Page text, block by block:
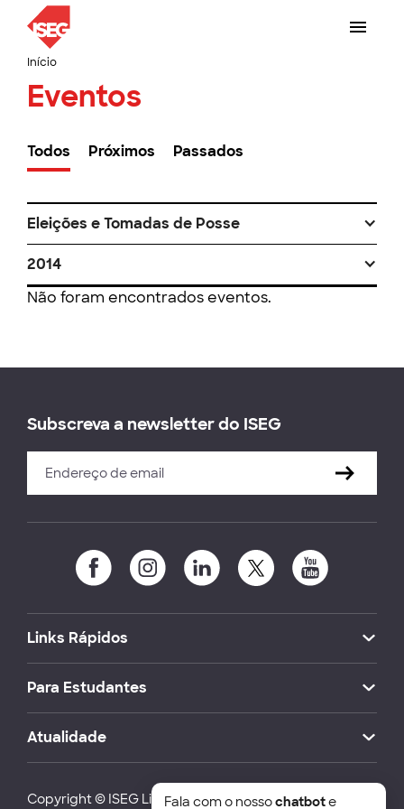
Início
Eventos
Todos Próximos Passados
Eleições e Tomadas de Posse
2014
Não foram encontrados eventos.
Subscreva a newsletter do ISEG
Links Rápidos
Para Estudantes
Atualidade
Copyright © ISEG Lisbon School of Economics and
Fala com o nossochatbote